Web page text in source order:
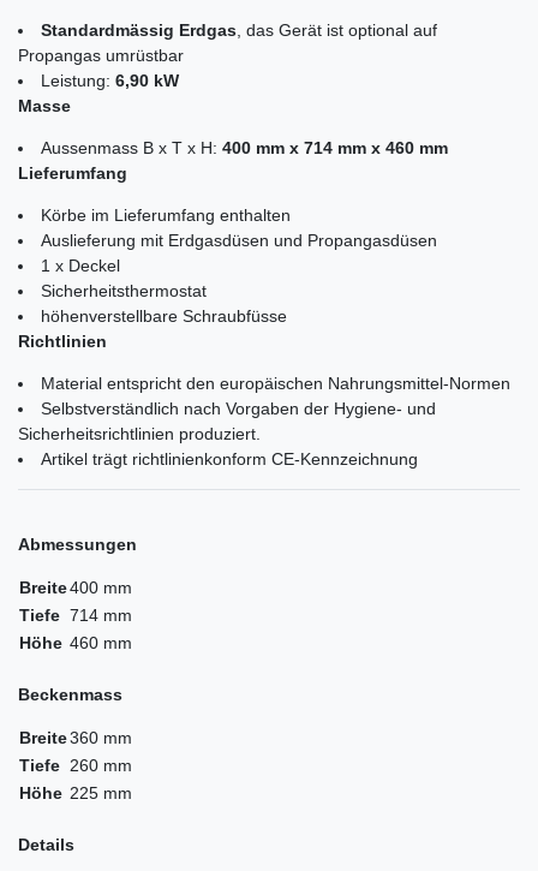
Standardmässig Erdgas , das Gerät ist optional auf
Propangas umrüstbar
Leistung: 6,90 kW
Masse
Aussenmass B x T x H: 400 mm x 714 mm x 460 mm
Lieferumfang
Körbe im Lieferumfang enthalten
Auslieferung mit Erdgasdüsen und Propangasdüsen
1 x Deckel
Sicherheitsthermostat
höhenverstellbare Schraubfüsse
Richtlinien
Material entspricht den europäischen Nahrungsmittel-Normen
Selbstverständlich nach Vorgaben der Hygiene- und
Sicherheitsrichtlinien produziert.
Artikel trägt richtlinienkonform CE-Kennzeichnung
Abmessungen
Breite400 mm
Tiefe 714 mm
Höhe 460 mm
Beckenmass
Breite360 mm
Tiefe 260 mm
Höhe 225 mm
Details